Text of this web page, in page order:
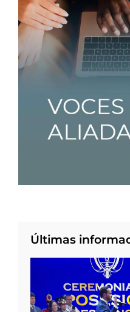
Últimas